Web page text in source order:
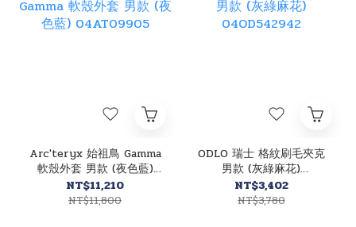
Arc'teryx 始祖鳥 Gamma
軟殼外套 男款 (夜色藍)
04AT09905
NT$11,210
NT$11,800
ODLO 瑞士 格紋刷毛夾克
男款 (灰綠麻花)
04OD542942
NT$3,402
NT$3,780